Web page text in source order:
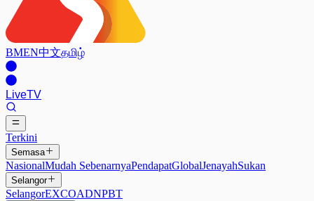
BMEN中文தமிழ்
LiveTV
Terkini
Semasa
NasionalMudah SebenarnyaPendapatGlobalJenayahSukan
Selangor
SelangorEXCOADNPBT